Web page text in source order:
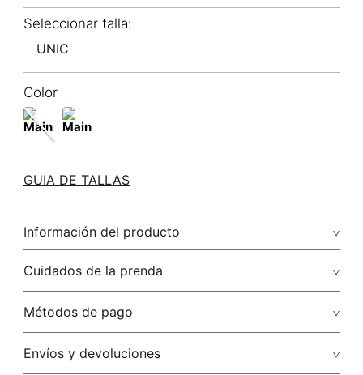
UNIC
Color
GUIA DE TALLAS
Información del producto
Cuidados de la prenda
Métodos de pago
Tarjetas de crédito: Visa, Dinners, Master Card y American
Envíos y devoluciones